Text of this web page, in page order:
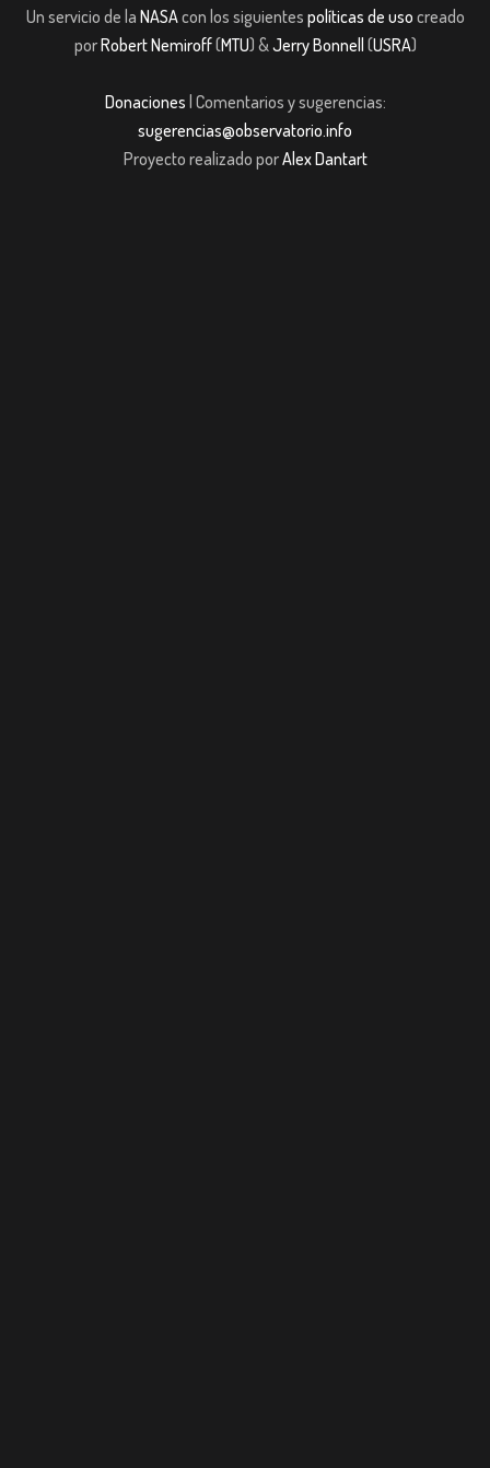
Un servicio de la NASAcon los siguientes políticas de uso creado
porRobert Nemiroff(MTU) &Jerry Bonnell (USRA)
Donaciones | Comentarios y sugerencias:
sugerencias@observatorio.info
Proyecto realizado porAlex Dantart